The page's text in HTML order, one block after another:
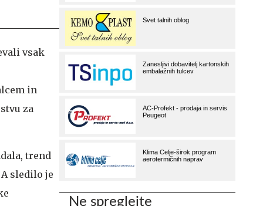
vsak
in
za
trend
sledilo je
Ne spreglejte